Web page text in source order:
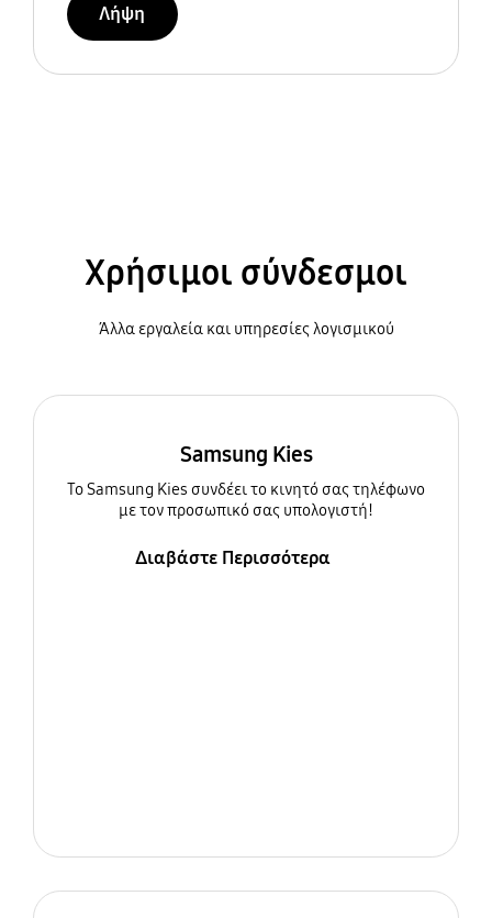
Λήψη
Χρήσιμοι σύνδεσμοι
Άλλα εργαλεία και υπηρεσίες λογισμικού
Samsung Kies
To Samsung Kies συνδέει το κινητό σας τηλέφωνο
με τον προσωπικό σας υπολογιστή!
Διαβάστε Περισσότερα